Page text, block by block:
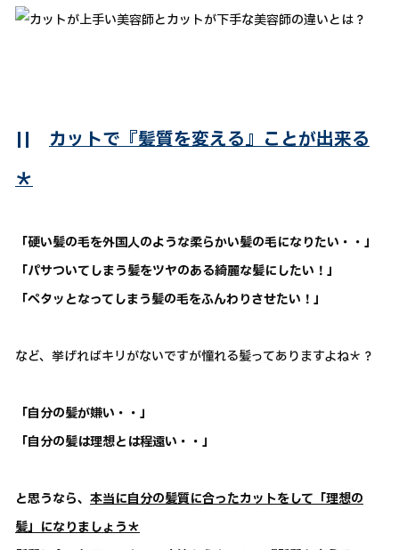
|| カットで『髪質を変える』ことが出来る
＊
「硬い髪の毛を外国人のような柔らかい髪の毛になりたい・・」
「パサついてしまう髪をツヤのある綺麗な髪にしたい！」
「ペタッとなってしまう髪の毛をふんわりさせたい！」
など、挙げればキリがないですが憧れる髪ってありますよね＊？
「自分の髪が嫌い・・」
「自分の髪は理想とは程遠い・・」
と思うなら、 本当に自分の髪質に合ったカットをして「理想の
髪」になりましょう＊